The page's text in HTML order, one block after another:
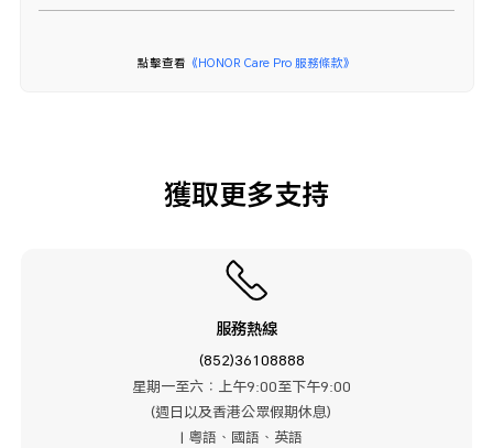
點擊查看 《HONOR Care Pro 服務條款》
獲取更多支持
服務熱線
(852)36108888
星期一至六：上午9:00至下午9:00
(週日以及香港公眾假期休息)
| 粤語、國語、英語